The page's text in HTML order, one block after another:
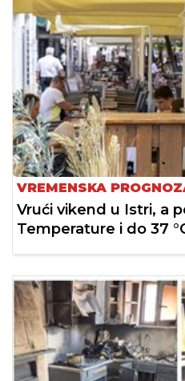
VREMENSKA
Vrući vikend u Istri, a
Temperature i do 37